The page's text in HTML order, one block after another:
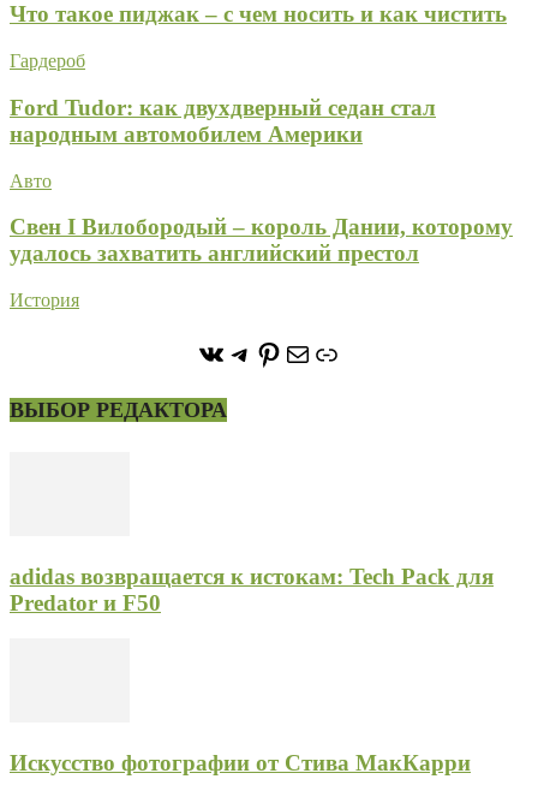
Что такое пиджак – с чем носить и как чистить
Гардероб
Ford Tudor: как двухдверный седан стал
народным автомобилем Америки
Авто
Свен I Вилобородый – король Дании, которому
удалось захватить английский престол
История
https://vk.com/
https://t.me/stoneforest
https://
ПочтаСсылка
ВЫБОР РЕДАКТОРА
adidas возвращается к истокам: Tech Pack для
Predator и F50
Искусство фотографии от Стива МакКарри